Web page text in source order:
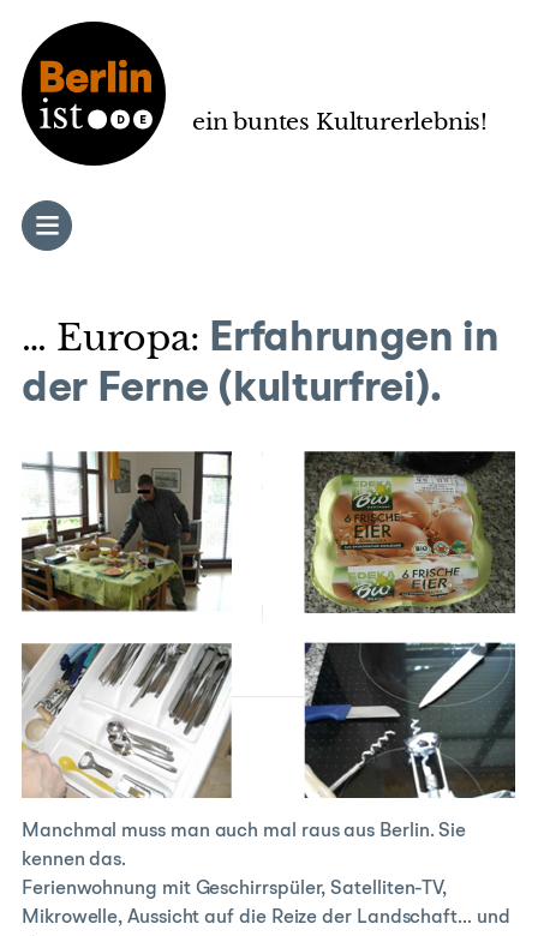
ein buntes Kulturerlebnis!
… Europa: Erfahrungen in
der Ferne (kulturfrei).
Manchmal muss man auch mal raus aus Berlin. Sie
kennen das.
Ferienwohnung mit Geschirrspüler, Satelliten-TV,
Mikrowelle, Aussicht auf die Reize der Landschaft… und